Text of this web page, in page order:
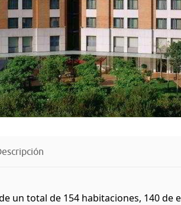
un total de 154 habitaciones, 140